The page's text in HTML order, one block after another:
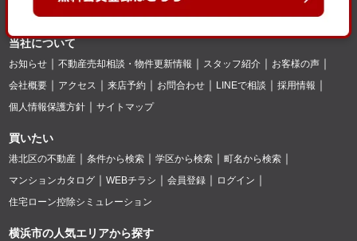
当社について
お知らせ 不動産売却相談・物件更新情報 スタッフ紹介
お客様の声
会社概要
アクセス 来店予約 お問合わせ LINEで相談
採用情報
個人情報保護方針
サイトマップ
買いたい
港北区の不動産 条件から検索 学区から検索
町名から検索
マンションカタログ
WEBチラシ 会員登録
ログイン
住宅ローン控除シミュレーション
横浜市の人気エリアから探す